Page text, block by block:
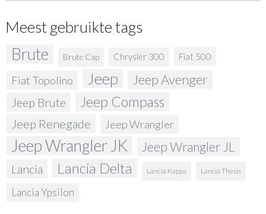
Meest gebruikte tags
Brute Brute Cap Chrysler 300 Fiat 500
Fiat Topolino Jeep Jeep Avenger
Jeep Brute Jeep Compass
Jeep Renegade Jeep Wrangler
Jeep Wrangler JK Jeep Wrangler JL
Lancia Lancia Delta Lancia Kappa Lancia Thesis
Lancia Ypsilon